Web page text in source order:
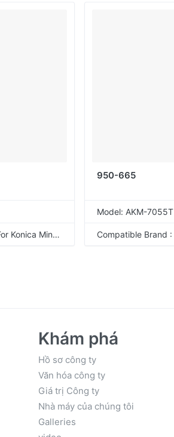
Compatible Brand : For Konica Minolta
950-665
Model: AKM-7055T
Khám phá
Hồ sơ công ty
Văn hóa công ty
Giá trị Công ty
Nhà máy của chúng tôi
Galleries